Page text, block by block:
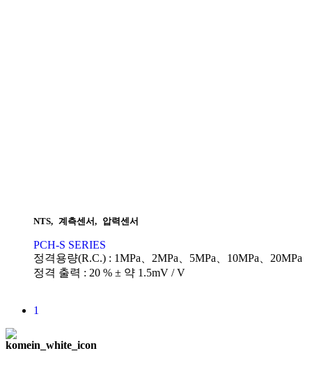
NTS, 계측센서, 압력센서
PCH-S SERIES
정격용량(R.C.) : 1MPa、2MPa、5MPa、10MPa、20MPa
정격 출력 : 20 % ± 약 1.5mV / V
1